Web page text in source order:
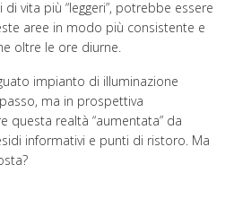
vita più “leggeri”, potrebbe essere
aree in modo più consistente e
oltre le ore diurne.
impianto di illuminazione
ma in prospettiva
questa realtà “aumentata” da
informativi e punti di ristoro. Ma